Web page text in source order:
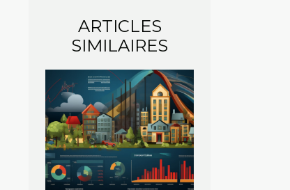
ARTICLES
SIMILAIRES